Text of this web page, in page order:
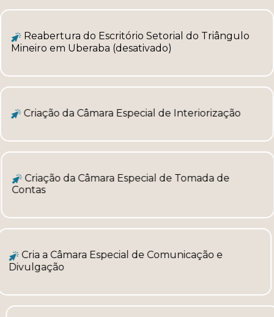
Reabertura do Escritório Setorial do Triângulo
Mineiro em Uberaba (desativado)
Criação da Câmara Especial de Interiorização
Criação da Câmara Especial de Tomada de
Contas
Cria a Câmara Especial de Comunicação e
Divulgação